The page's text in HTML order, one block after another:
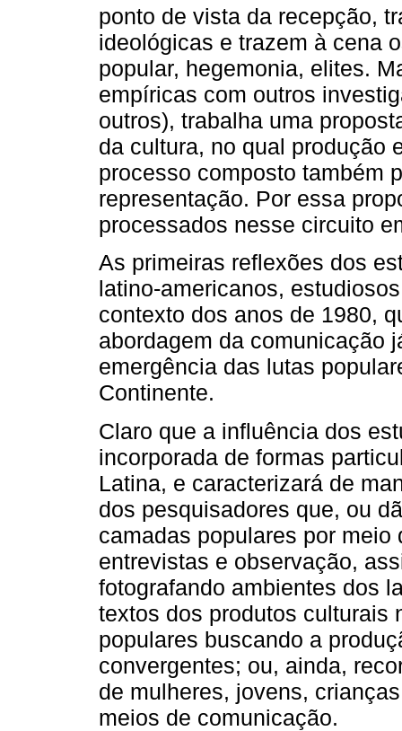
ponto de vista da recepção,
ideológicas e trazem à cena
popular, hegemonia, elites.
empíricas com outros
outros), trabalha uma
da cultura, no qual produção
processo composto também
representação. Por essa
processados nesse circuito
As primeiras reflexões dos
latino-americanos,
contexto dos anos de 1980,
abordagem da comunicação
emergência das lutas
Continente.
Claro que a influência dos
incorporada de formas
Latina, e caracterizará de
dos pesquisadores que, ou
camadas populares por
entrevistas e observação,
fotografando ambientes dos
textos dos produtos culturais
populares buscando a
convergentes; ou, ainda,
de mulheres, jovens,
meios de comunicação.